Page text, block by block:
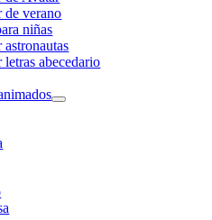
de verano
niñas
abecedario